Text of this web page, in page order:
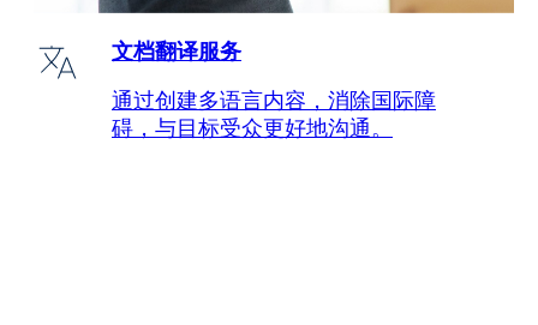
文档翻译服务
通过创建多语言内容，消除国际障
碍，与目标受众更好地沟通。